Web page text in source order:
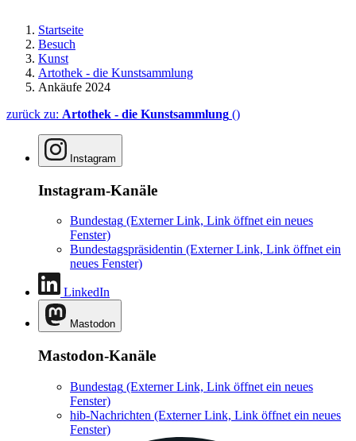
Startseite
Besuch
Kunst
Artothek - die Kunstsammlung
Ankäufe 2024
zurück zu: Artothek - die Kunstsammlung ()
Instagram
Instagram-Kanäle
Bundestag (Externer Link, Link öffnet ein neues
Fenster)
Bundestagspräsidentin (Externer Link, Link öffnet ein
neues Fenster)
LinkedIn
Mastodon
Mastodon-Kanäle
Bundestag (Externer Link, Link öffnet ein neues
Fenster)
hib-Nachrichten (Externer Link, Link öffnet ein neues
Fenster)